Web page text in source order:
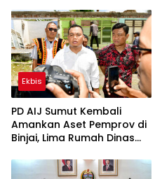
Ekbis
PD AIJ Sumut Kembali
Amankan Aset Pemprov di
Binjai, Lima Rumah Dinas